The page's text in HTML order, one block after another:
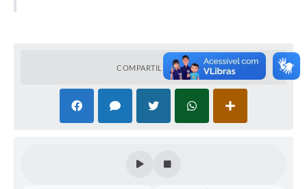
COMPARTILHAR